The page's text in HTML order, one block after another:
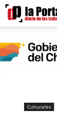
Culturales